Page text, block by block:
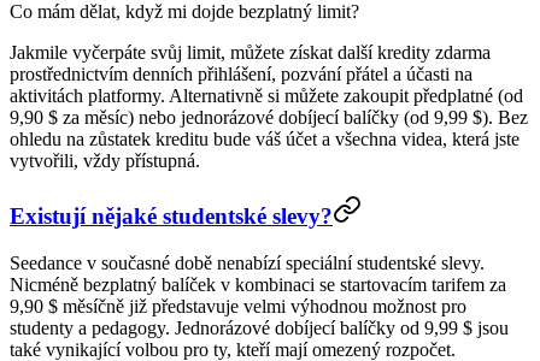
Co mám dělat, když mi dojde bezplatný limit?
Jakmile vyčerpáte svůj limit, můžete získat další kredity zdarma
prostřednictvím denních přihlášení, pozvání přátel a účasti na
aktivitách platformy. Alternativně si můžete zakoupit předplatné (od
9,90 $ za měsíc) nebo jednorázové dobíjecí balíčky (od 9,99 $). Bez
ohledu na zůstatek kreditu bude váš účet a všechna videa, která jste
vytvořili, vždy přístupná.
Existují nějaké studentské slevy?
Seedance v současné době nenabízí speciální studentské slevy.
Nicméně bezplatný balíček v kombinaci se startovacím tarifem za
9,90 $ měsíčně již představuje velmi výhodnou možnost pro
studenty a pedagogy. Jednorázové dobíjecí balíčky od 9,99 $ jsou
také vynikající volbou pro ty, kteří mají omezený rozpočet.